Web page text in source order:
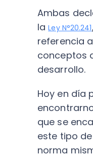
Ambas
laLey N°20.241
referencia
conceptos
desarrollo.
Hoy en día
que se
este tipo
norma